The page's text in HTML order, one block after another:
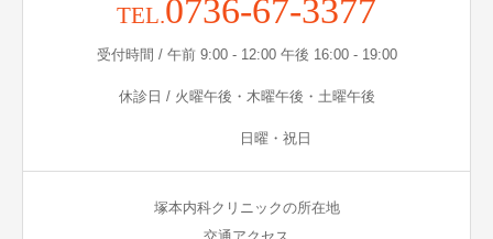
TEL.0736-67-3377
受付時間 / 午前 9:00 - 12:00 午後 16:00 - 19:00
休診日 / 火曜午後・木曜午後・土曜午後
日曜・祝日
塚本内科クリニックの所在地